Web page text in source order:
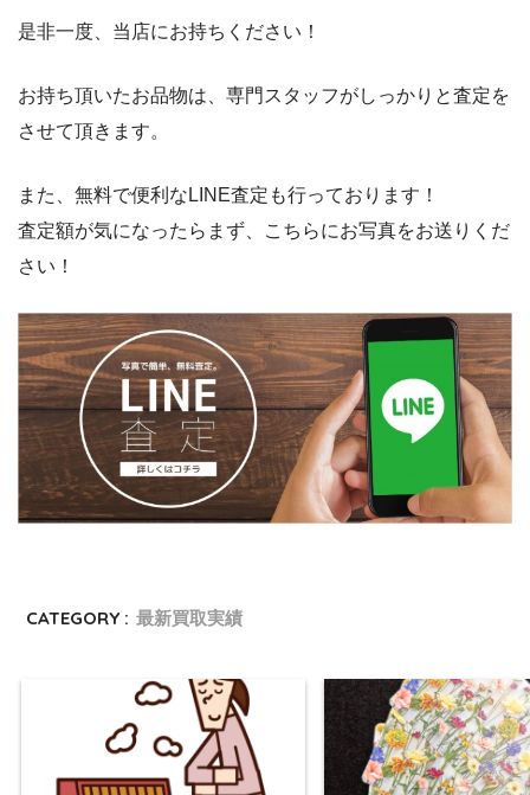
是非一度、当店にお持ちください！
お持ち頂いたお品物は、専門スタッフがしっかりと査定を
させて頂きます。
また、無料で便利なLINE査定も行っております！
査定額が気になったらまず、こちらにお写真をお送りくだ
さい！
CATEGORY : 最新買取実績